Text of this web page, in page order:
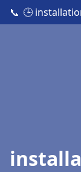
📞 🕒